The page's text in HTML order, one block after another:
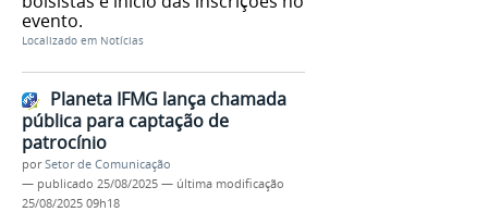
evento.
Localizado em Notícias
Planeta IFMG lança chamada
pública para captação de
patrocínio
porSetor de Comunicação
— publicado 25/08/2025 — última modificação
25/08/2025 09h18